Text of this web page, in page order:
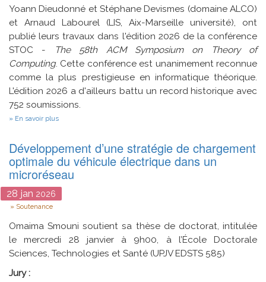
de
chiffrement
en
France
aux
XVIe
et
XVIIe
siècles
Yoann Dieudonné et Stéphane Devismes (domaine ALCO)
et Arnaud Labourel (LIS, Aix-Marseille université), ont
publié leurs travaux dans l'édition 2026 de la conférence
STOC -
The 58th ACM Symposium on Theory of
Computing. Cette conférence est unanimement reconnue
comme la plus prestigieuse en informatique théorique.
L'édition 2026 a d'ailleurs battu un record historique avec
752 soumissions.
En savoir plus
Attract
Like?
A
Study
Gathering
Networks
Développement d’une stratégie de chargement
optimale du véhicule électrique dans un
microréseau
28 jan 2026
Type
Soutenance
Omaima Smouni soutient sa thèse de doctorat, intitulée
le mercredi 28 janvier à 9h00, à l’École Doctorale
Sciences, Technologies et Santé (UPJV EDSTS 585)
Jury :